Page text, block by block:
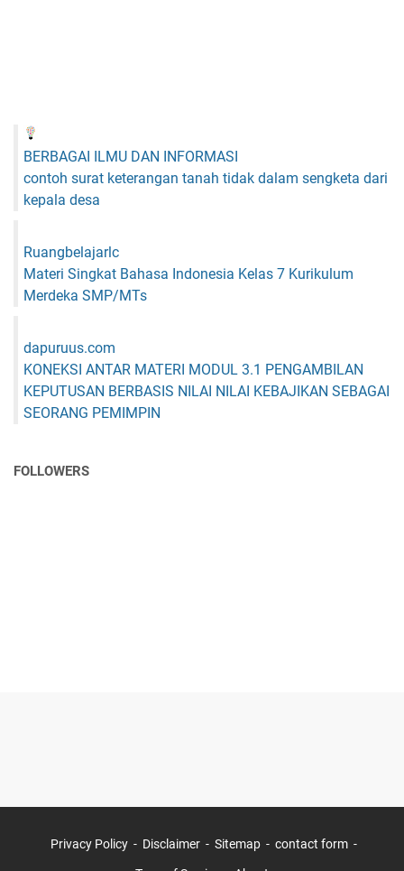
BERBAGAI ILMU DAN INFORMASI
contoh surat keterangan tanah tidak dalam sengketa dari
kepala desa
Ruangbelajarlc
Materi Singkat Bahasa Indonesia Kelas 7 Kurikulum
Merdeka SMP/MTs
dapuruus.com
KONEKSI ANTAR MATERI MODUL 3.1 PENGAMBILAN
KEPUTUSAN BERBASIS NILAI NILAI KEBAJIKAN SEBAGAI
SEORANG PEMIMPIN
FOLLOWERS
Privacy Policy Disclaimer Sitemap contact form